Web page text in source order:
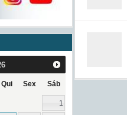
Qui Sex Sáb
1